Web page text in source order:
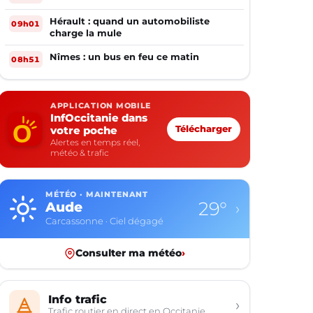
09h01
Hérault : quand un automobiliste
charge la mule
08h51 Nîmes : un bus en feu ce matin
APPLICATION MOBILE
InfOccitanie dans
votre poche
Alertes en temps réel,
météo & trafic
Télécharger
MÉTÉO · MAINTENANT
Aude
Carcassonne · Ciel dégagé
29° ›
Consulter ma météo›
Info trafic ›